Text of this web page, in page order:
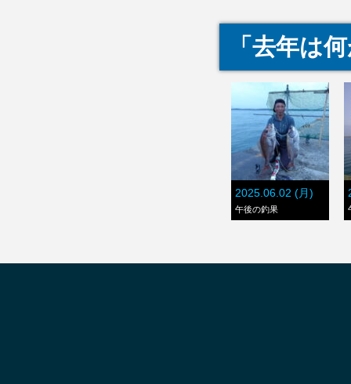
「去年は
2025.06.02 (月)
午後の釣果